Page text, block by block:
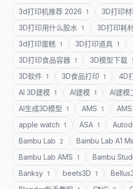
3d打印机推荐 2026 1 3D打印
3D打印用什么胶水 1 3D打印耗
3d打印蛋糕 1 3D打印道具 1
3D打印食品容器 1 3D模型下载 1
3D软件 1 3D食品打印 1 4D
AI 3D建模 1 AI建模 1 AI建模
AI生成3D模型 1 AMS 1
apple watch 1 ASA 1
Bambu Lab 2 Bambu Lab A1
Bambu Lab AMS 1 Bambu
Banksy 1 beets3D 1